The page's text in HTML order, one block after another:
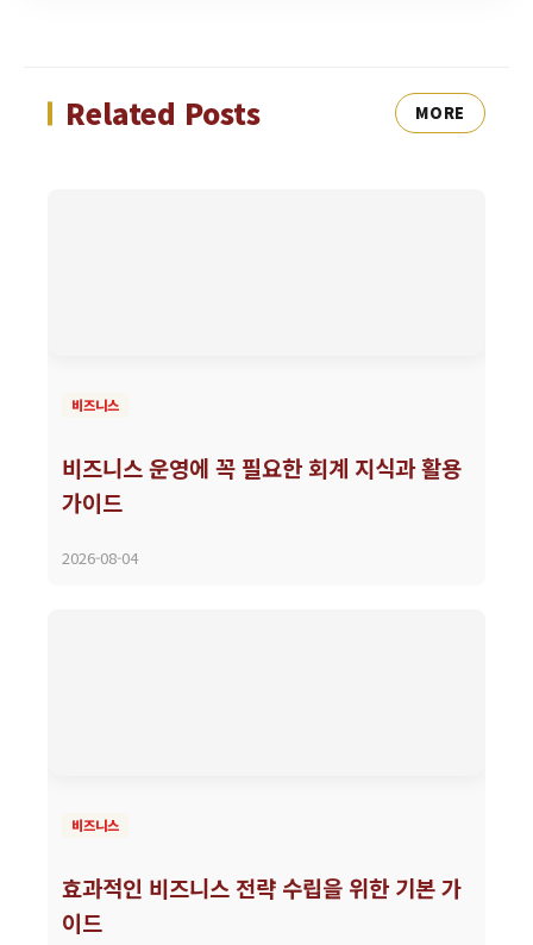
Related Posts MORE
비즈니스
비즈니스 운영에 꼭 필요한 회계 지식과 활용
가이드
2026-08-04
비즈니스
효과적인 비즈니스 전략 수립을 위한 기본 가
이드